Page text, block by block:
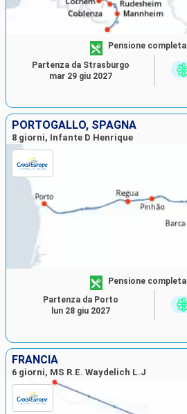
Pensione completa
Partenza da Strasburgo
mar 29 giu 2027
PORTOGALLO, SPAGNA
8 giorni, Infante D Henrique
Pensione completa
Partenza da Porto
lun 28 giu 2027
FRANCIA
6 giorni, MS R.E. Waydelich L.J